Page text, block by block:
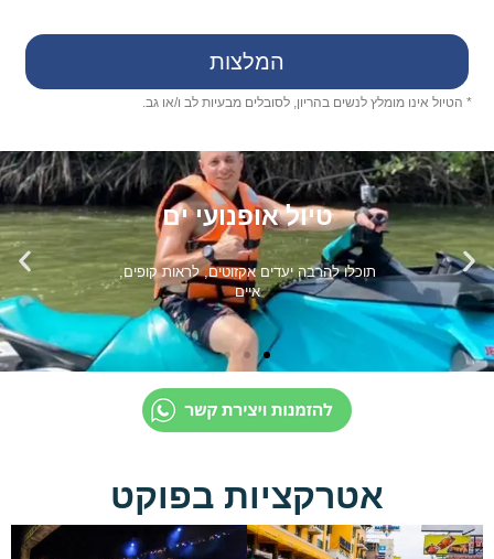
המלצות
* הטיול אינו מומלץ לנשים בהריון, לסובלים מבעיות לב ו/או גב.
אטרקציות בפוקט